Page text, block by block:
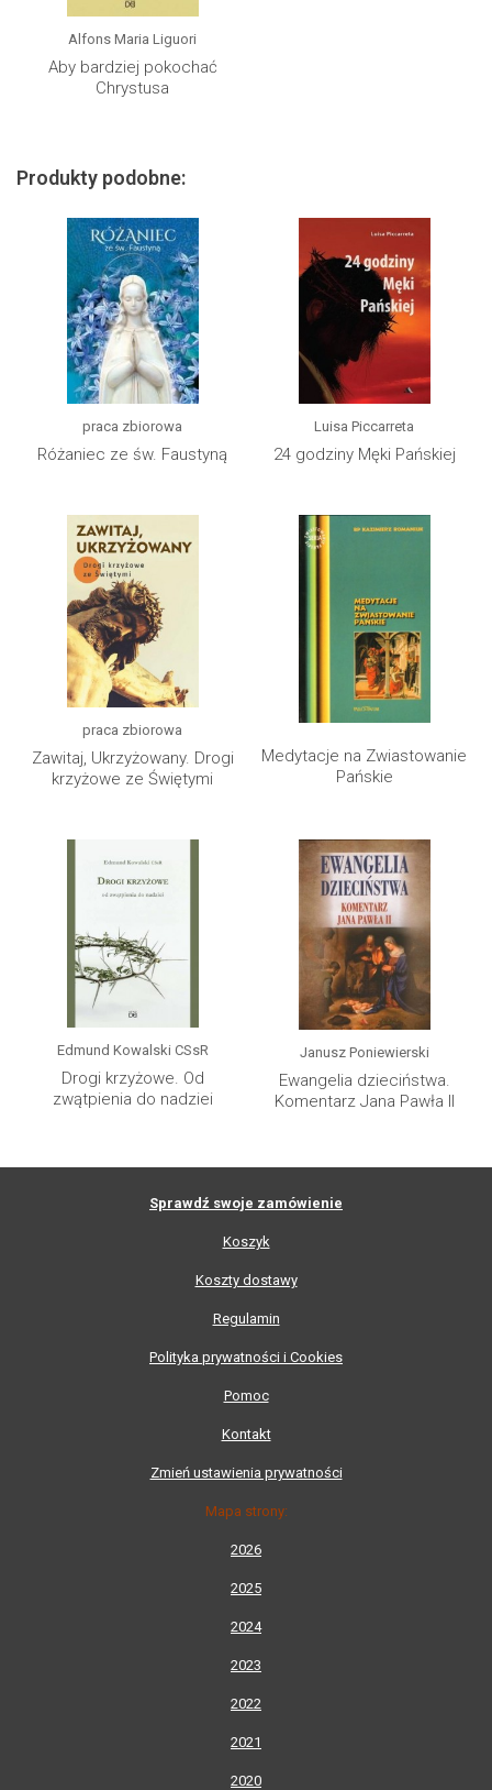
Alfons Maria Liguori
Aby bardziej pokochać
Chrystusa
Produkty podobne:
praca zbiorowa
Różaniec ze św. Faustyną
Luisa Piccarreta
24 godziny Męki Pańskiej
praca zbiorowa
Zawitaj, Ukrzyżowany. Drogi
krzyżowe ze Świętymi
Medytacje na Zwiastowanie
Pańskie
Edmund Kowalski CSsR
Drogi krzyżowe. Od
zwątpienia do nadziei
Janusz Poniewierski
Ewangelia dzieciństwa.
Komentarz Jana Pawła II
Sprawdź swoje zamówienie
Koszyk
Koszty dostawy
Regulamin
Polityka prywatności i Cookies
Pomoc
Kontakt
Zmień ustawienia prywatności
Mapa strony:
2026
2025
2024
2023
2022
2021
2020